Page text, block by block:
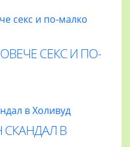
СЕКС И ПО-
СКАНДАЛ В